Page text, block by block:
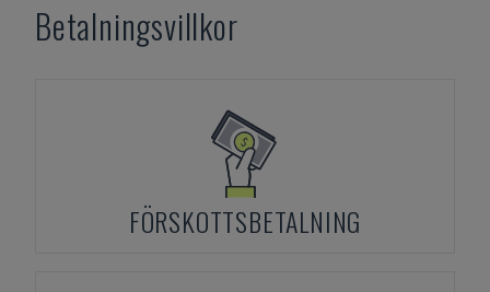
Betalningsvillkor
FÖRSKOTTSBETALNING